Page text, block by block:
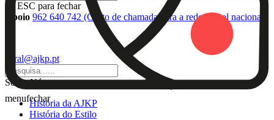
menufechar
no ESC para fechar
Apoio 962 640 742 (Custo de chamada para a rede móvel nacional)
geral@ajkp.pt
Sobre Nós
História da AJKP
História do Estilo